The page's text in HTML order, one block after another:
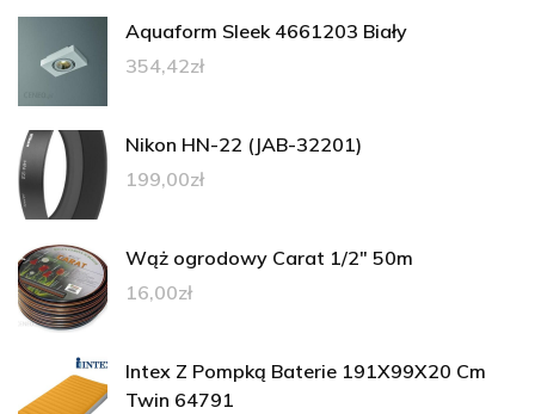
Aquaform Sleek 4661203 Biały
354,42zł
Nikon HN-22 (JAB-32201)
199,00zł
Wąż ogrodowy Carat 1/2" 50m
16,00zł
Intex Z Pompką Baterie 191X99X20 Cm
Twin 64791